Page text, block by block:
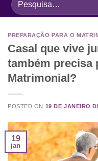
PREPARAÇÃO PARA O
Casal que vive
também precisa
Matrimonial?
POSTED ON 19 DE JANEIRO
19
jan